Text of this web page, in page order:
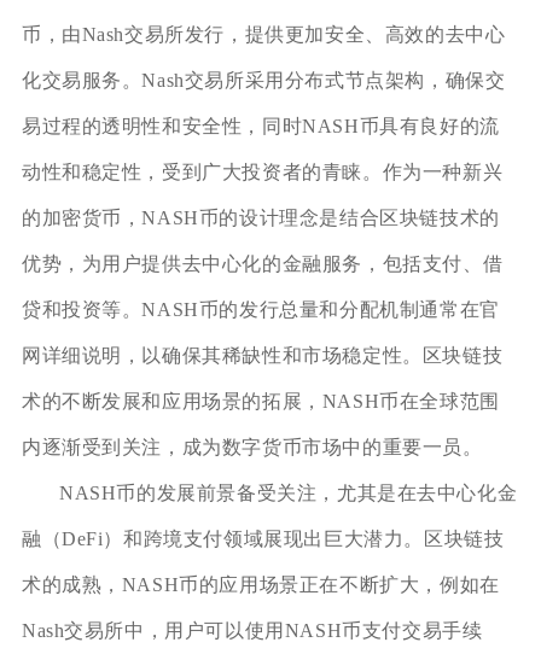
币，由Nash交易所发行，提供更加安全、高效的去中心
化交易服务。Nash交易所采用分布式节点架构，确保交
易过程的透明性和安全性，同时NASH币具有良好的流
动性和稳定性，受到广大投资者的青睐。作为一种新兴
的加密货币，NASH币的设计理念是结合区块链技术的
优势，为用户提供去中心化的金融服务，包括支付、借
贷和投资等。NASH币的发行总量和分配机制通常在官
网详细说明，以确保其稀缺性和市场稳定性。区块链技
术的不断发展和应用场景的拓展，NASH币在全球范围
内逐渐受到关注，成为数字货币市场中的重要一员。
NASH币的发展前景备受关注，尤其是在去中心化金
融（DeFi）和跨境支付领域展现出巨大潜力。区块链技
术的成熟，NASH币的应用场景正在不断扩大，例如在
Nash交易所中，用户可以使用NASH币支付交易手续